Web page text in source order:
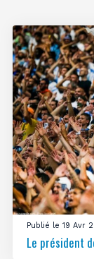
Publié le 19 Avr
Le président